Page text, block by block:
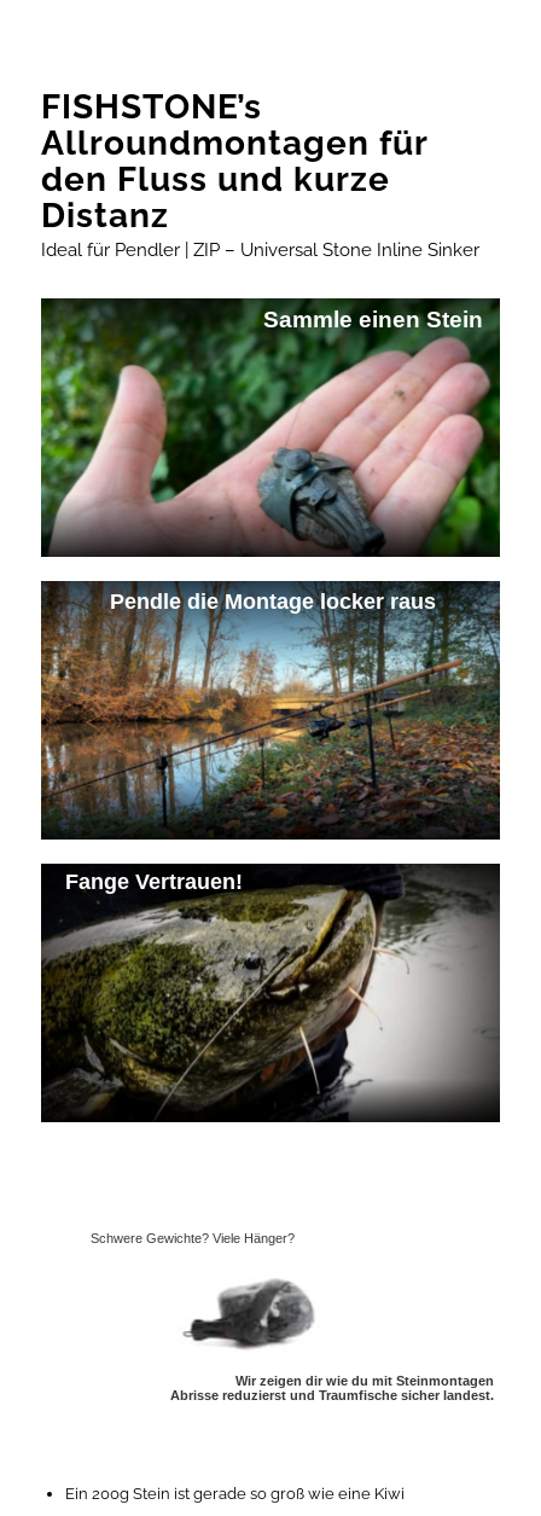
FISHSTONE’s
Allroundmontagen für
den Fluss und kurze
Distanz
Ideal für Pendler | ZIP – Universal Stone Inline Sinker
Sammle einen Stein
Pendle die Montage locker raus
Fange Vertrauen!
Schwere Gewichte? Viele Hänger?
Wir zeigen dir wie du mit Steinmontagen
Abrisse reduzierst und Traumfische sicher landest.
Ein 200g Stein ist gerade so groß wie eine Kiwi